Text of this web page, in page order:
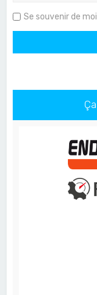
Se souvenir de moi